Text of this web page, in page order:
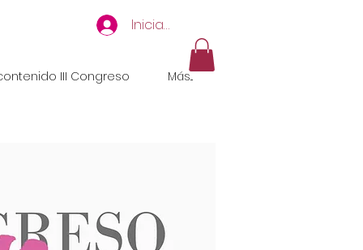
Iniciar sesión
III Congreso Más...